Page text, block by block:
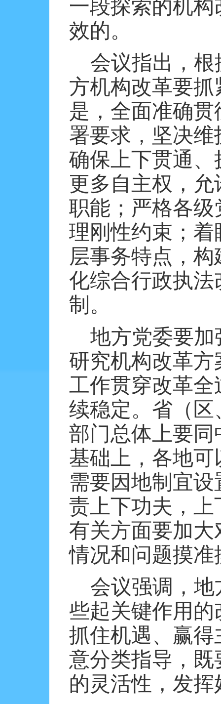
一段探索的机
效的。
会议指出，
方机构改革要
是，全面准确
署要求，坚决
确保上下贯通
更多自主权，
职能；严格各
理刚性约束；
层事务特点，
化综合行政执
制。
地方党委要
研究机构改革
工作贯穿改革
续稳定。省（
部门总体上要
基础上，各地
需要因地制宜
责上下功夫，
有关方面要加
情况和问题摸
会议强调，
些起关键作用
抓住机遇、赢
意分类指导，
的灵活性，发